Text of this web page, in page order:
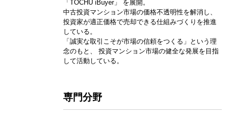
「TOCHU iBuyer」 を展開。
中古投資マンション市場の価格不透明性を解消し、
投資家が適正価格で売却できる仕組みづくりを推進
している。
「誠実な取引こそが市場の信頼をつくる」という理
念のもと、 投資マンション市場の健全な発展を目指
して活動している。
専門分野